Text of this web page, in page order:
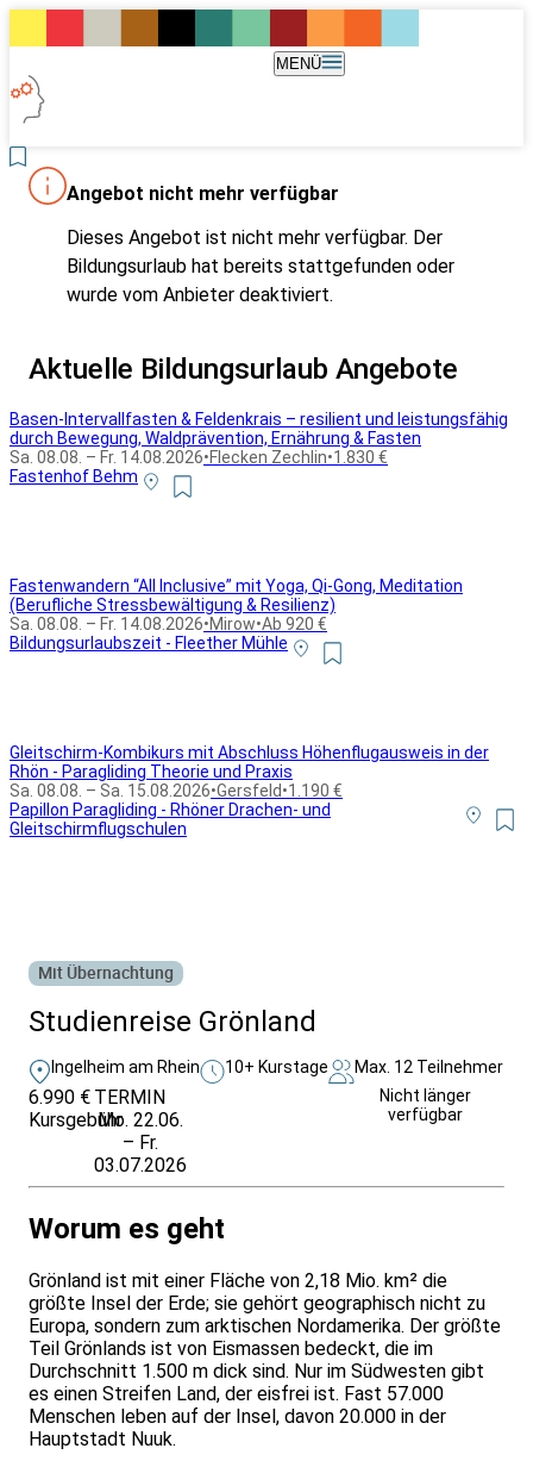
MENÜ
Angebot nicht mehr verfügbar
Dieses Angebot ist nicht mehr verfügbar. Der
Bildungsurlaub hat bereits stattgefunden oder
wurde vom Anbieter deaktiviert.
Aktuelle Bildungsurlaub Angebote
Basen-Intervallfasten & Feldenkrais – resilient und leistungsfähig
durch Bewegung, Waldprävention, Ernährung & Fasten
Sa. 08.08. – Fr. 14.08.2026•Flecken Zechlin•1.830 €
Fastenhof Behm
Fastenwandern “All Inclusive” mit Yoga, Qi-Gong, Meditation
(Berufliche Stressbewältigung & Resilienz)
Sa. 08.08. – Fr. 14.08.2026•Mirow•Ab 920 €
Bildungsurlaubszeit - Fleether Mühle
Gleitschirm-Kombikurs mit Abschluss Höhenflugausweis in der
Rhön - Paragliding Theorie und Praxis
Sa. 08.08. – Sa. 15.08.2026•Gersfeld•1.190 €
Papillon Paragliding - Rhöner Drachen- und
Gleitschirmflugschulen
Mit Übernachtung
Studienreise Grönland
Ingelheim am Rhein 10+ Kurstage Max. 12 Teilnehmer
6.990 €
Kursgebühr
TERMIN
Mo. 22.06.
– Fr.
03.07.2026
Nicht länger
verfügbar
Worum es geht
Grönland ist mit einer Fläche von 2,18 Mio. km² die
größte Insel der Erde; sie ge­hört geo­graphisch nicht zu
Europa, son­dern zum ark­ti­schen Nord­amerika. Der größte
Teil Grön­lands ist von Eis­massen be­deckt, die im
Durch­schnitt 1.500 m dick sind. Nur im Süd­westen gibt
es einen Streifen Land, der eis­frei ist. Fast 57.000
Menschen leben auf der Insel, davon 20.000 in der
Hauptstadt Nuuk.